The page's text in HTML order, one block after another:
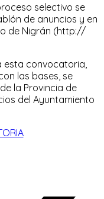
selectivo se
de anuncios y en
de Nigrán (http://
esta convocatoria,
las bases, se
la Provincia de
del Ayuntamiento